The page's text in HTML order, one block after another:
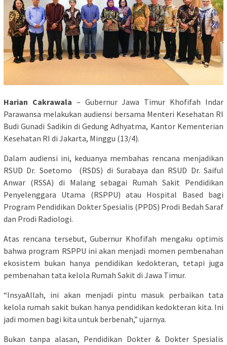
Harian Cakrawala – Gubernur Jawa Timur Khofifah Indar
Parawansa melakukan audiensi bersama Menteri Kesehatan RI
Budi Gunadi Sadikin di Gedung Adhyatma, Kantor Kementerian
Kesehatan RI di Jakarta, Minggu (13/4).
Dalam audiensi ini, keduanya membahas rencana menjadikan
RSUD Dr. Soetomo (RSDS) di Surabaya dan RSUD Dr. Saiful
Anwar (RSSA) di Malang sebagai Rumah Sakit Pendidikan
Penyelenggara Utama (RSPPU) atau Hospital Based bagi
Program Pendidikan Dokter Spesialis (PPDS) Prodi Bedah Saraf
dan Prodi Radiologi.
Atas rencana tersebut, Gubernur Khofifah mengaku optimis
bahwa program RSPPU ini akan menjadi momen pembenahan
ekosistem bukan hanya pendidikan kedokteran, tetapi juga
pembenahan tata kelola Rumah Sakit di Jawa Timur.
“InsyaAllah, ini akan menjadi pintu masuk perbaikan tata
kelola rumah sakit bukan hanya pendidikan kedokteran kita. Ini
jadi momen bagi kita untuk berbenah,” ujarnya.
Bukan tanpa alasan, Pendidikan Dokter & Dokter Spesialis